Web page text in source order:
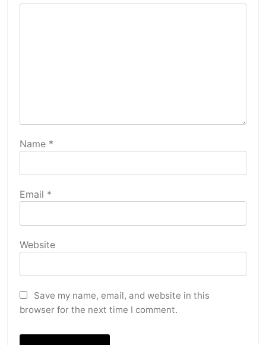
Name *
Email *
Website
Save my name, email, and website in this
browser for the next time I comment.